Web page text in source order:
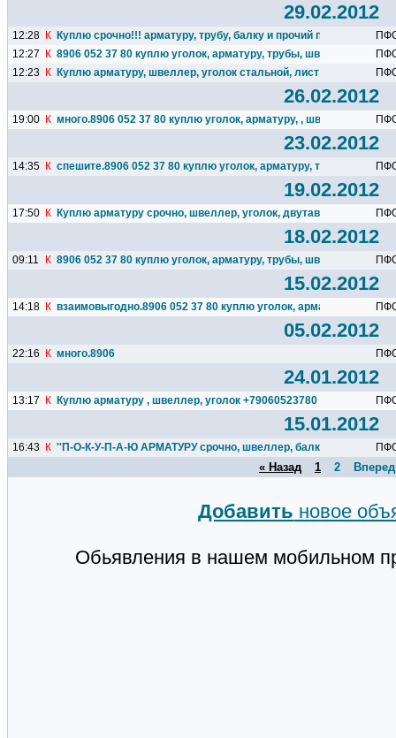
29.02.2012
12:28 К Куплю срочно!!! арматуру, трубу, балку и прочий прокат...
12:27
К 8906 052 37 80 куплю уголок, арматуру, трубы, швеллер,
12:23
К Куплю арматуру, швеллер, уголок стальной, лист стальной
26.02.2012
19:00 К много.8906 052 37 80 куплю уголок, арматуру, , швеллер,
23.02.2012
14:35 К спешите.8906 052 37 80 куплю уголок, арматуру, трубы,
19.02.2012
17:50 К Куплю арматуру срочно, швеллер, уголок, двутавр балку...
18.02.2012
09:11 К 8906 052 37 80 куплю уголок, арматуру, трубы, швеллер,
15.02.2012
14:18 К взаимовыгодно.8906 052 37 80 куплю уголок, арматуру, трубы...
05.02.2012
22:16 К много.8906
24.01.2012
13:17 К Куплю арматуру , швеллер, уголок +79060523780
15.01.2012
16:43 К ''П-О-К-У-П-А-Ю АРМАТУРУ срочно, швеллер, балку, лист 8-906...
« Назад 1 2
Добавить новое
Обьявления в нашем мобильном